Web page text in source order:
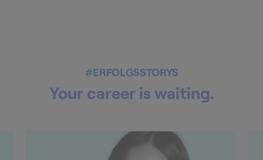
#ERFOLGSSTORYS
Your career is waiting.